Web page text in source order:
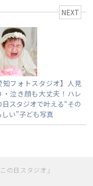
NEXT
知フォトスタジオ】人見
・泣き顔も大丈夫！ハレ
日スタジオで叶える“その
しい”子ども写真
の日スタジオ」